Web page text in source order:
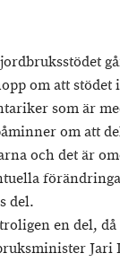
om att
som är
om att
och det är
del.
en del,